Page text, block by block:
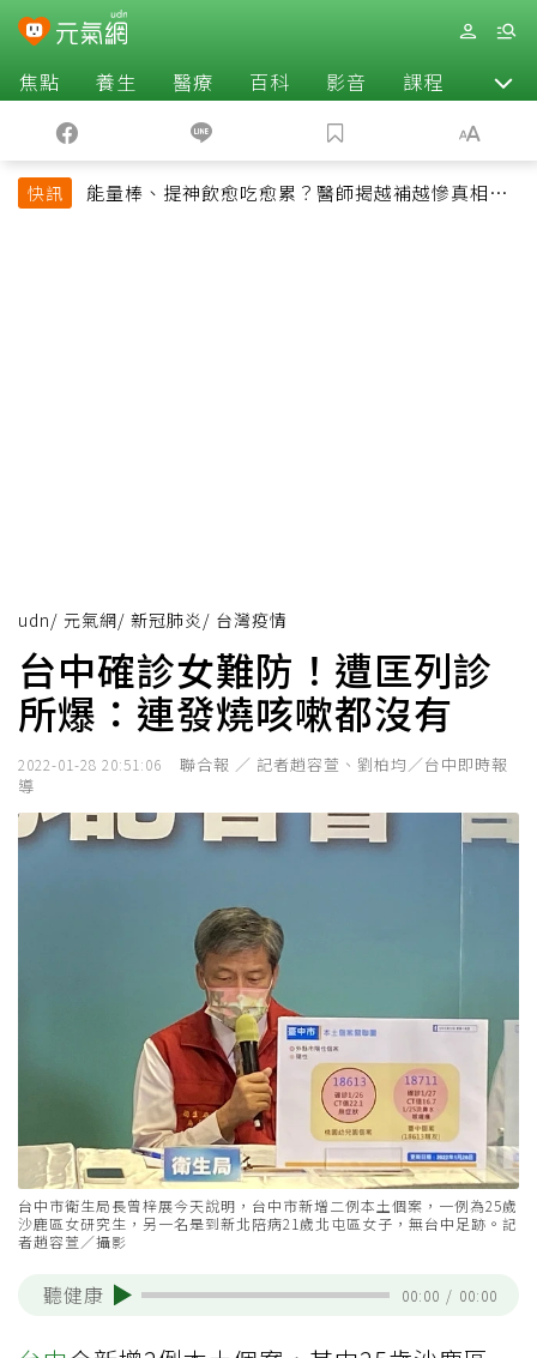
焦點 養生 醫療 百科 影音 課程 退休
快訊
能量棒、提神飲愈吃愈累？醫師揭越補越慘真相：
udn/ 元氣網/ 新冠肺炎 / 台灣疫情
台中確診女難防！遭匡列診
所爆：連發燒咳嗽都沒有
2022-01-28 20:51:06
聯合報 ／ 記者趙容萱、劉柏均／台中即時報
導
台中市衛生局長曾梓展今天說明，台中市新增二例本土個案，一例為25歲
沙鹿區女研究生，另一名是到新北陪病21歲北屯區女子，無台中足跡。記
者趙容萱／攝影
聽健康 00:00 / 00:00